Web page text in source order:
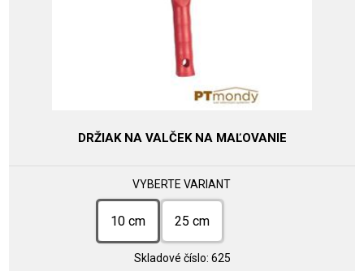
DRŽIAK NA VALČEK NA MAĽOVANIE
VYBERTE VARIANT
10 cm 25 cm
Skladové číslo: 625